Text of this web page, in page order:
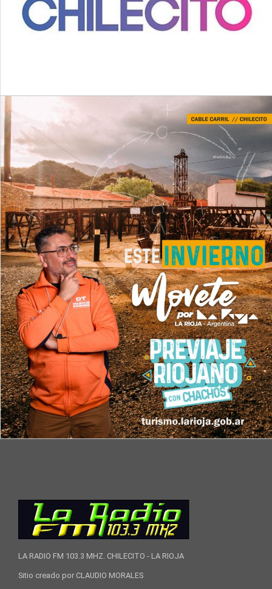
LA RADIO FM 103.3 MHZ. CHILECITO - LA RIOJA
Sitio creado por CLAUDIO MORALES